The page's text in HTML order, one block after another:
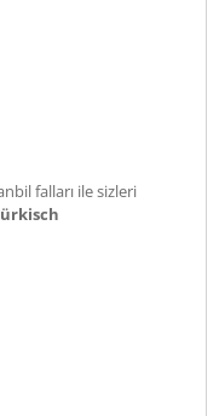
falları ile sizleri